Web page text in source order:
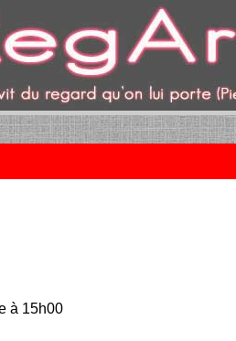
à 15h00